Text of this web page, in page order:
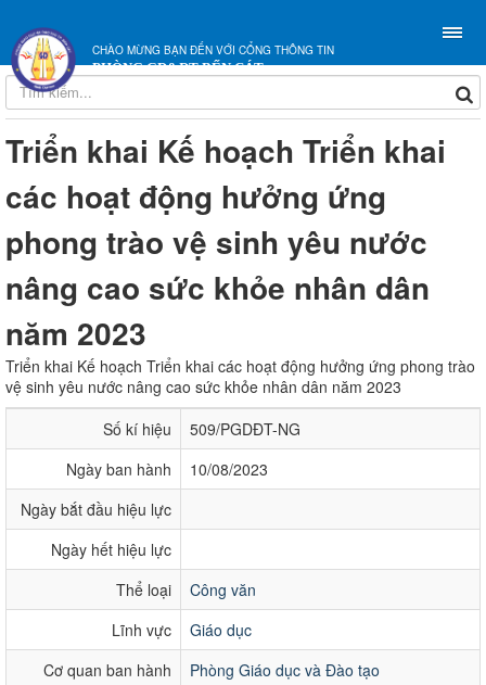
CHÀO MỪNG BẠN ĐẾN VỚI CỔNG THÔNG TIN
PHÒNG GD&ĐT BẾN CÁT
Triển khai Kế hoạch Triển khai
các hoạt động hưởng ứng
phong trào vệ sinh yêu nước
nâng cao sức khỏe nhân dân
năm 2023
Triển khai Kế hoạch Triển khai các hoạt động hưởng ứng phong trào
vệ sinh yêu nước nâng cao sức khỏe nhân dân năm 2023
Số kí hiệu
509/PGDĐT-NG
Ngày ban hành
10/08/2023
Ngày bắt đầu hiệu lực
Ngày hết hiệu lực
Thể loại
Công văn
Lĩnh vực
Giáo dục
Cơ quan ban hành
Phòng Giáo dục và Đào tạo